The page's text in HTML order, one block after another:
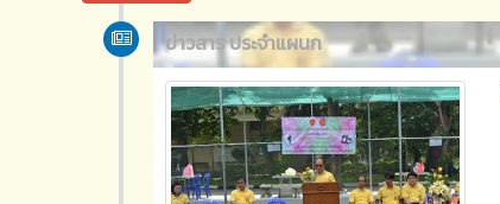
ข่าวสาร ประจำแผนก